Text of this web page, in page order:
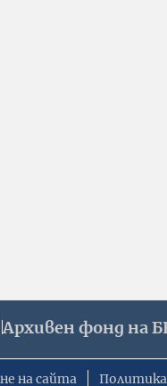
Архивен фонд на
на сайта